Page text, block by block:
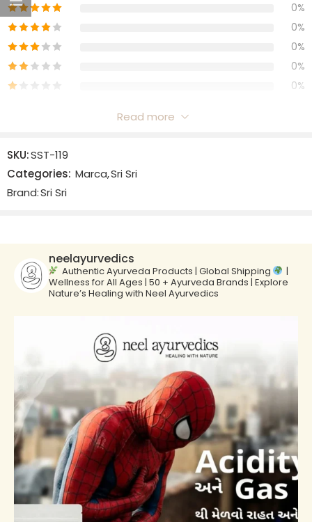
0%
0%
0%
0%
0%
There are no reviews yet.
Read more
SKU:SST-119
Categories: Marca,Sri Sri
Brand:Sri Sri
neelayurvedics
Authentic Ayurveda Products | Global Shipping
|
Wellness for All Ages | 50 + Ayurveda Brands | Explore
Nature’s Healing with Neel Ayurvedics